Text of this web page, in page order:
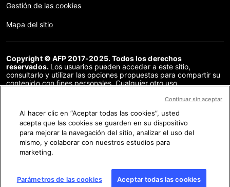
Gestión de las cookies
Mapa del sitio
Copyright © AFP 2017-2025. Todos los derechos
reservados. Los usuarios pueden acceder a este sitio,
consultarlo y utilizar las opciones propuestas para compartir su
contenido con fines personales. Cualquier otro uso,
distribución del contenido de este sitio, en su totalidad o en
acuerdo específico firmado con la AFP, está estrictamente
prohibido. Los elementos analizados en cada verificación se
presentan o se enlazan en tanto en cuanto son necesarios para
la correcta comprensión de la verificación en cuestión. La AFP
no cuenta con derechos sobre los autores ni sobre los
propietarios del copyright de estos contenidos de terceras
Al hacer clic en “Aceptar todas las cookies”, usted
acepta que las cookies se guarden en su dispositivo
para mejorar la navegación del sitio, analizar el uso del
mismo, y colaborar con nuestros estudios para
marketing.
Parámetros de las cookies Aceptar todas las cookies
Continuar sin aceptar